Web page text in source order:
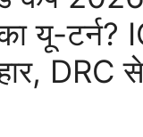
यू-टर्न?
DRC